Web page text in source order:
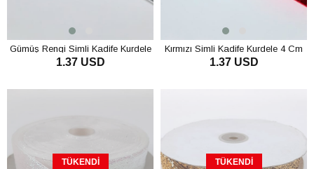
Gümüş Rengi Simli Kadife Kurdele
3 Cm
1.37 USD
Kırmızı Simli Kadife Kurdele 4 Cm
1.37 USD
TÜKENDI TÜKENDI